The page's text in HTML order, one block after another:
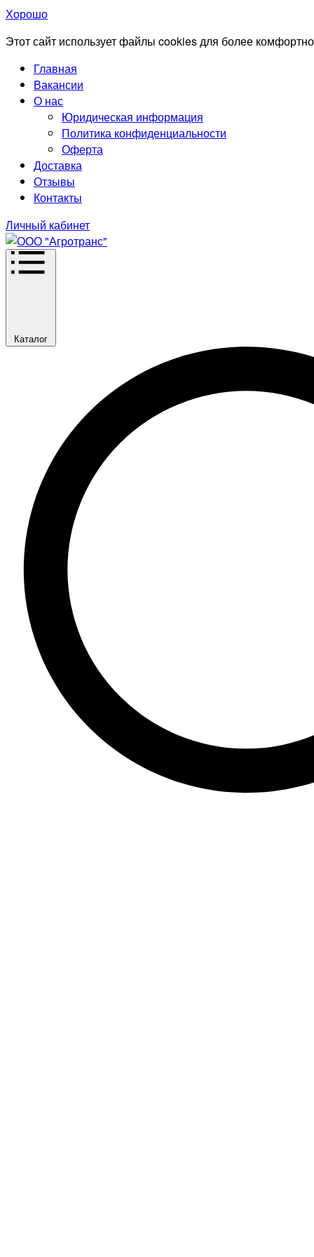
Хорошо
Этот сайт использует файлы cookies для более
Главная
Вакансии
О нас
Юридическая информация
Политика конфиденциальности
Оферта
Доставка
Отзывы
Контакты
Личный кабинет
Каталог